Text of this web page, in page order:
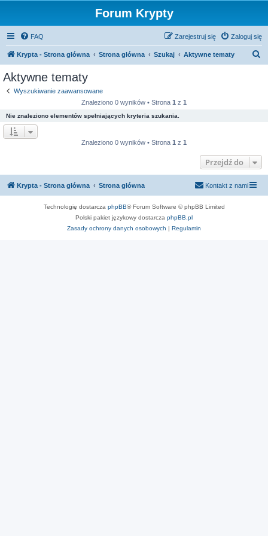
Forum Krypty
FAQ Zaloguj się
Zarejestruj się
Krypta - Strona główna Strona główna Szukaj Aktywne tematy
Aktywne tematy
Wyszukiwanie zaawansowane
Znaleziono 0 wyników • Strona 1 z 1
Nie znaleziono elementów spełniających kryteria szukania.
Znaleziono 0 wyników • Strona 1 z 1
Przejdź do
Krypta - Strona główna Strona główna Kontakt z nami
Technologię dostarcza phpBB® Forum Software © phpBB Limited
Polski pakiet językowy dostarcza phpBB.pl
Zasady ochrony danych osobowych | Regulamin